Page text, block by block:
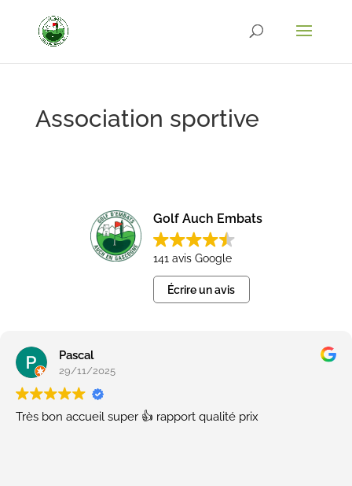
Association sportive
Golf Auch Embats
141 avis Google
Écrire un avis
Pascal
29/11/2025
Très bon accueil super 👍 rapport qualité prix